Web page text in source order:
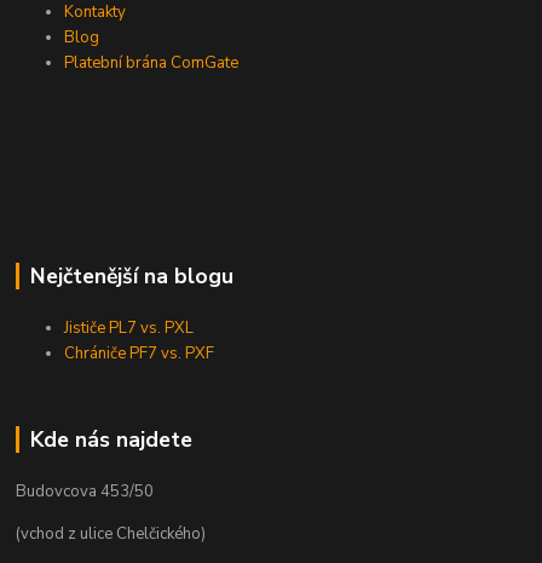
Kontakty
Blog
Platební brána ComGate
Nejčtenější na blogu
Jističe PL7 vs. PXL
Chrániče PF7 vs. PXF
Kde nás najdete
Budovcova 453/50
(vchod z ulice Chelčického)